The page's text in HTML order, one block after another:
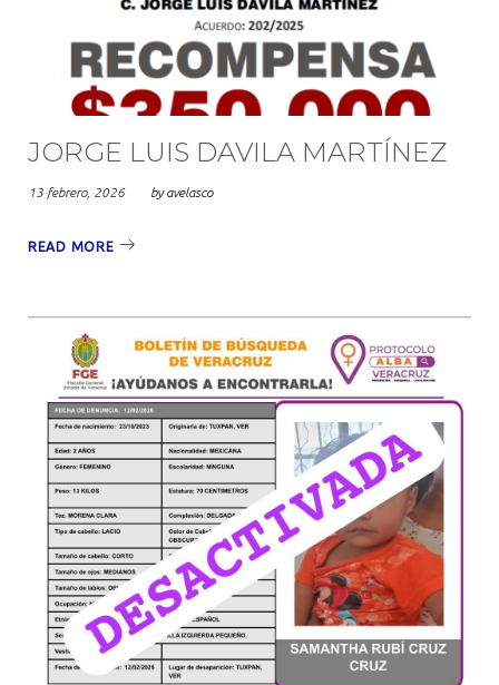
2026
JORGE LUIS DAVILA MARTÍNEZ
13 febrero, 2026 byavelasco
READ MORE